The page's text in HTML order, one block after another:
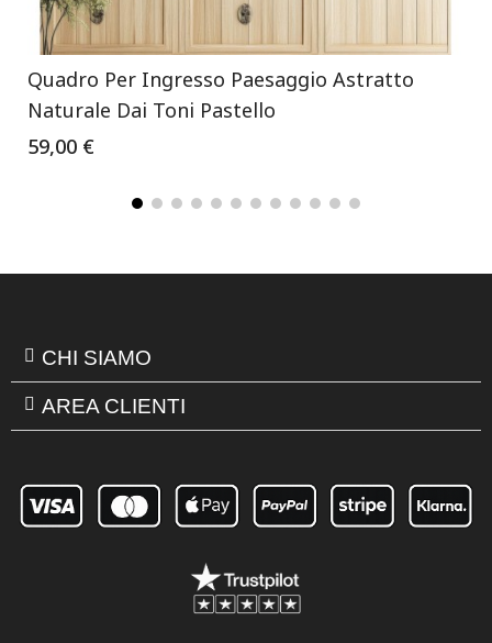
Quadro Per Ingresso Paesaggio Astratto
Naturale Dai Toni Pastello
59,00 €
CHI SIAMO
AREA CLIENTI